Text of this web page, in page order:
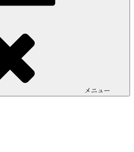
メニュー